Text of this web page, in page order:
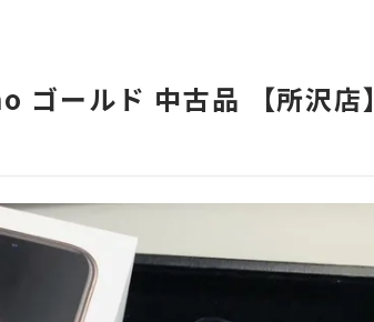
ールド 中古品 【所沢店】